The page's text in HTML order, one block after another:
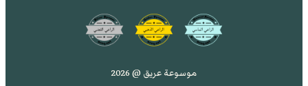
موسوعة عريق @ 2026